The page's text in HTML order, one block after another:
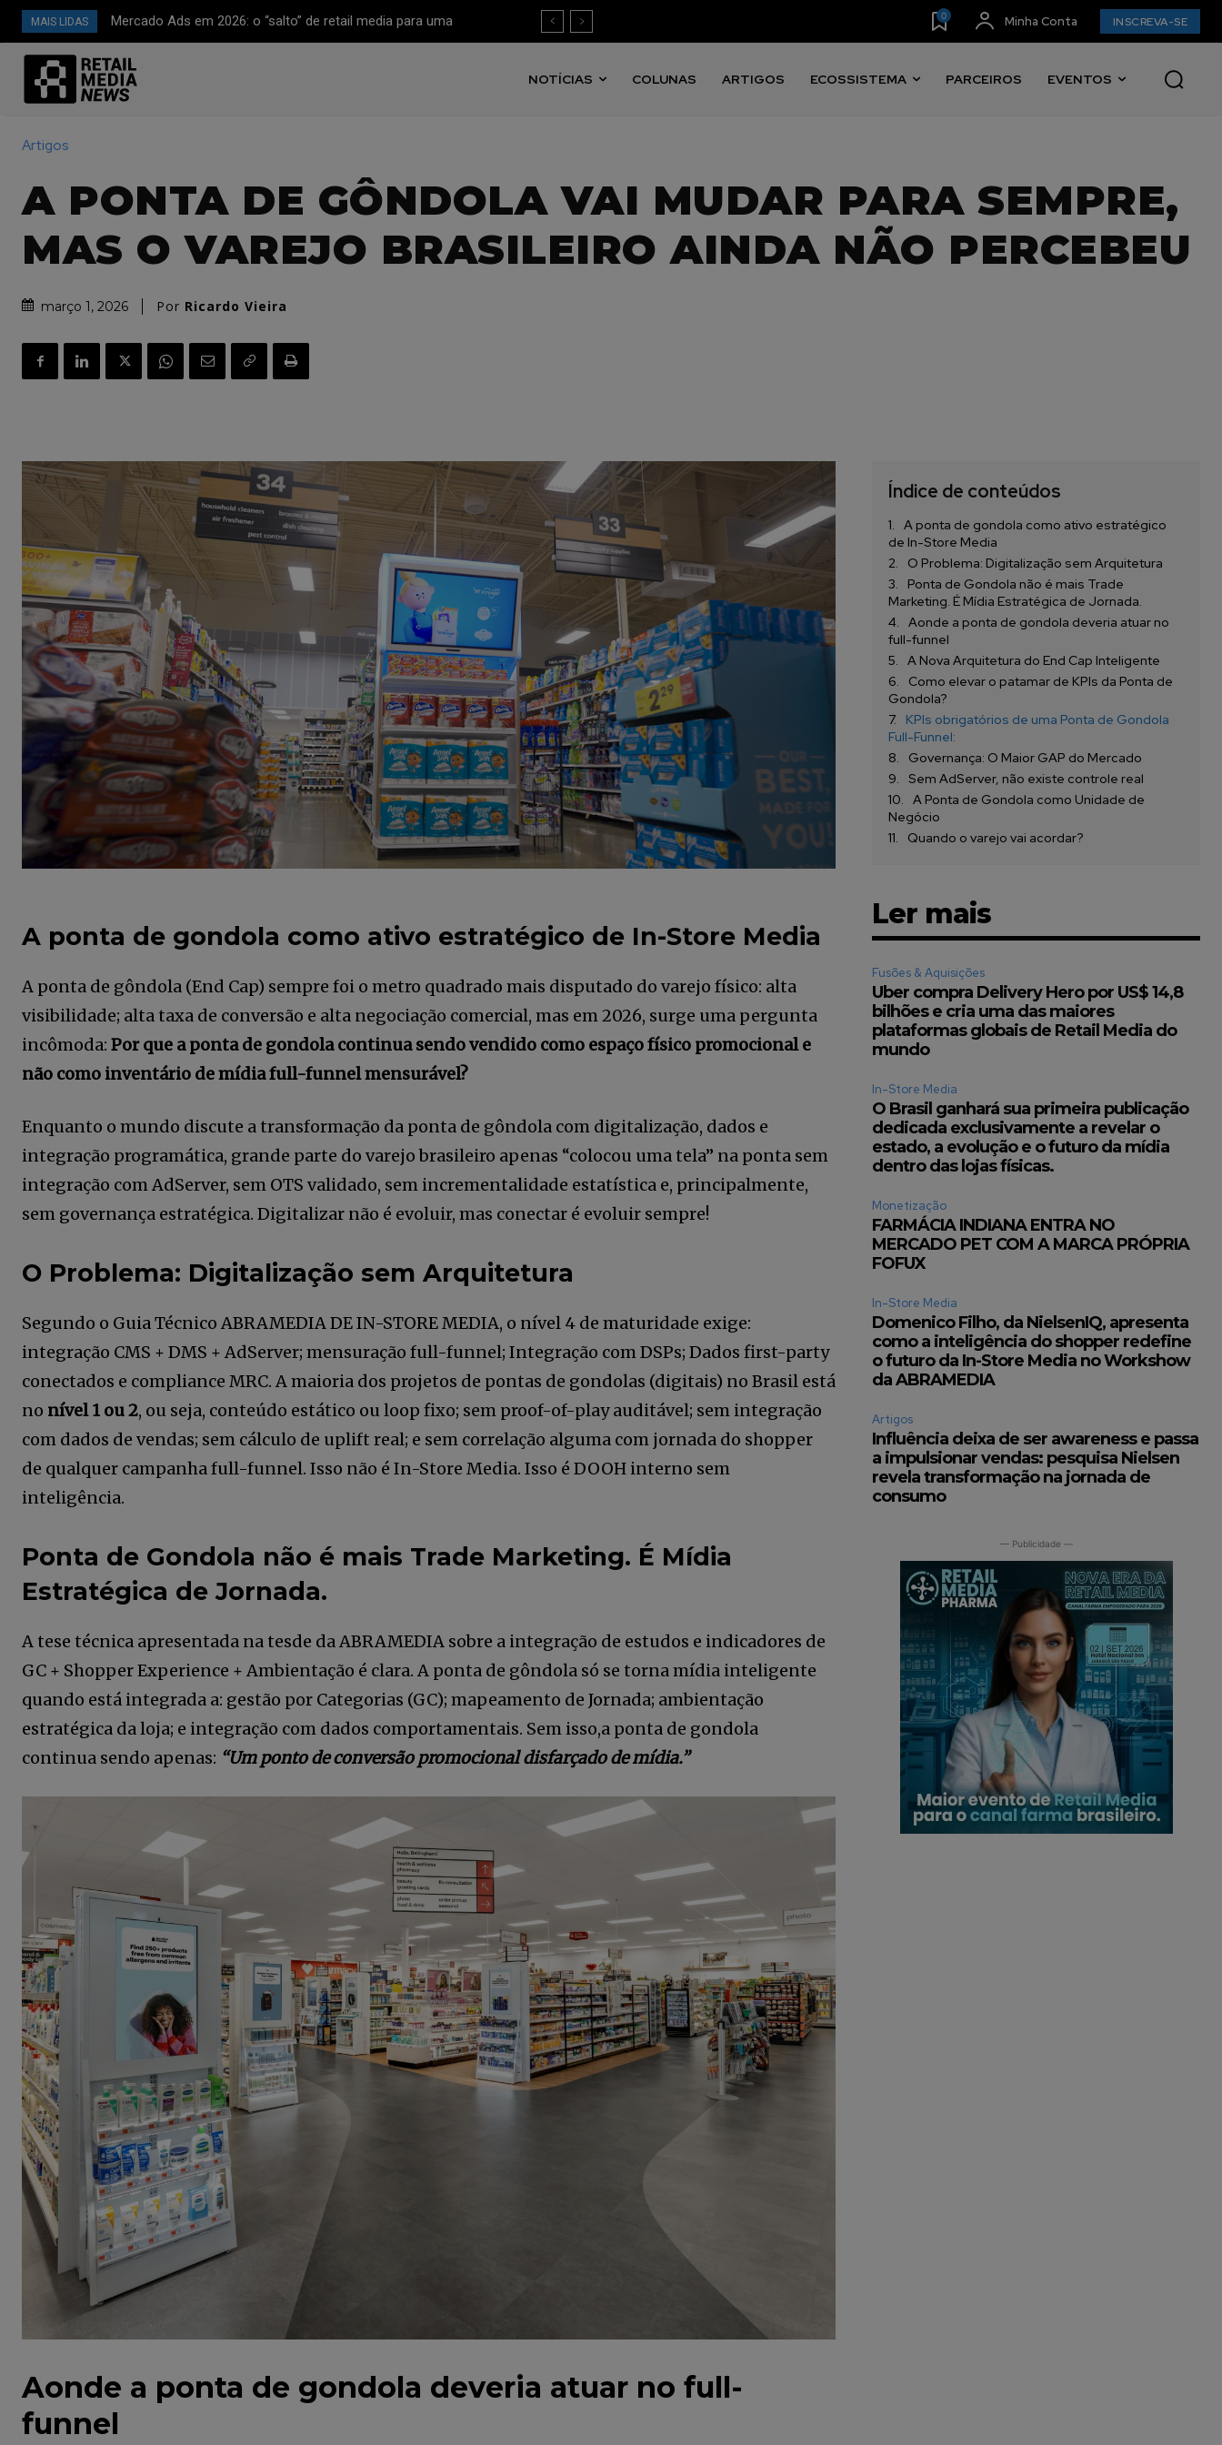
News assinando nossa
newsletter.
acesso a conteúdos exclusivos.
INSCREVA-SE
12,345 5,678 12,345
MAIS LIDAS
Mercado Ads em 2026: o “salto” de retail media para uma
plataforma de mídia full-funnel (CTV, off-site e mensuração
avançada)
Mubadala compra a Clear Channel Outdoor e entra em OOH 0 Minha Conta INSCREVA-SE
NOTÍCIAS COLUNAS ARTIGOS ECOSSISTEMA PARCEIROS EVENTOS
Artigos
A PONTA DE GÔNDOLA VAI MUDAR PARA SEMPRE,
MAS O VAREJO BRASILEIRO AINDA NÃO PERCEBEU
março 1, 2026 Por Ricardo Vieira
A ponta de gondola como ativo estratégico de In-Store Media
A ponta de gôndola (End Cap) sempre foi o metro quadrado mais disputado do varejo físico: alta
visibilidade; alta taxa de conversão e alta negociação comercial, mas em 2026, surge uma pergunta
incômoda: Por que a ponta de gondola continua sendo vendido como espaço físico promocional e
não como inventário de mídia full-funnel mensurável?
Enquanto o mundo discute a transformação da ponta de gôndola com digitalização, dados e
integração programática, grande parte do varejo brasileiro apenas “colocou uma tela” na ponta sem
integração com AdServer, sem OTS validado, sem incrementalidade estatística e, principalmente,
sem governança estratégica. Digitalizar não é evoluir, mas conectar é evoluir sempre!
O Problema: Digitalização sem Arquitetura
Segundo o Guia Técnico ABRAMEDIA DE IN-STORE MEDIA, o nível 4 de maturidade exige:
integração CMS + DMS + AdServer; mensuração full-funnel; Integração com DSPs; Dados first-party
conectados e compliance MRC. A maioria dos projetos de pontas de gondolas (digitais) no Brasil está
no nível 1 ou 2, ou seja, conteúdo estático ou loop fixo; sem proof-of-play auditável; sem integração
com dados de vendas; sem cálculo de uplift real; e sem correlação alguma com jornada do shopper
de qualquer campanha full-funnel. Isso não é In-Store Media. Isso é DOOH interno sem
inteligência.
Ponta de Gondola não é mais Trade Marketing. É Mídia
Estratégica de Jornada.
A tese técnica apresentada na tesde da ABRAMEDIA sobre a integração de estudos e indicadores de
GC + Shopper Experience + Ambientação é clara. A ponta de gôndola só se torna mídia inteligente
quando está integrada a: gestão por Categorias (GC); mapeamento de Jornada; ambientação
estratégica da loja; e integração com dados comportamentais. Sem isso,a ponta de gondola
continua sendo apenas: “Um ponto de conversão promocional disfarçado de mídia.”
Aonde a ponta de gondola deveria atuar no full-
funnel
Índice de conteúdos
A ponta de gondola como ativo estratégico
de In-Store Media
O Problema: Digitalização sem Arquitetura
Ponta de Gondola não é mais Trade
Marketing. É Mídia Estratégica de Jornada.
Aonde a ponta de gondola deveria atuar no
full-funnel
A Nova Arquitetura do End Cap Inteligente
Como elevar o patamar de KPIs da Ponta de
Gondola?
KPIs obrigatórios de uma Ponta de Gondola
Full-Funnel:
Governança: O Maior GAP do Mercado
Sem AdServer, não existe controle real
A Ponta de Gondola como Unidade de
Negócio
Quando o varejo vai acordar?
Ler mais
Fusões & Aquisições
Uber compra Delivery Hero por US$ 14,8
bilhões e cria uma das maiores
plataformas globais de Retail Media do
mundo
In-Store Media
O Brasil ganhará sua primeira publicação
dedicada exclusivamente a revelar o
estado, a evolução e o futuro da mídia
dentro das lojas físicas.
Monetização
FARMÁCIA INDIANA ENTRA NO
MERCADO PET COM A MARCA PRÓPRIA
FOFUX
In-Store Media
Domenico Filho, da NielsenIQ, apresenta
como a inteligência do shopper redefine
o futuro da In-Store Media no Workshow
da ABRAMEDIA
Artigos
Influência deixa de ser awareness e passa
a impulsionar vendas: pesquisa Nielsen
revela transformação na jornada de
consumo
— Publicidade —